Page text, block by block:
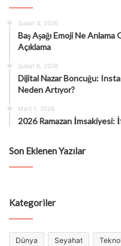
Şubat 4, 2026
Baş Aşağı Emoji Ne Anlama
Açıklama
Şubat 6, 2026
Dijital Nazar Boncuğu:
Neden Artıyor?
Mart 1, 2026
2026 Ramazan İmsakiyesi:
Son Eklenen Yazılar
Kategoriler
Dünya Seyahat